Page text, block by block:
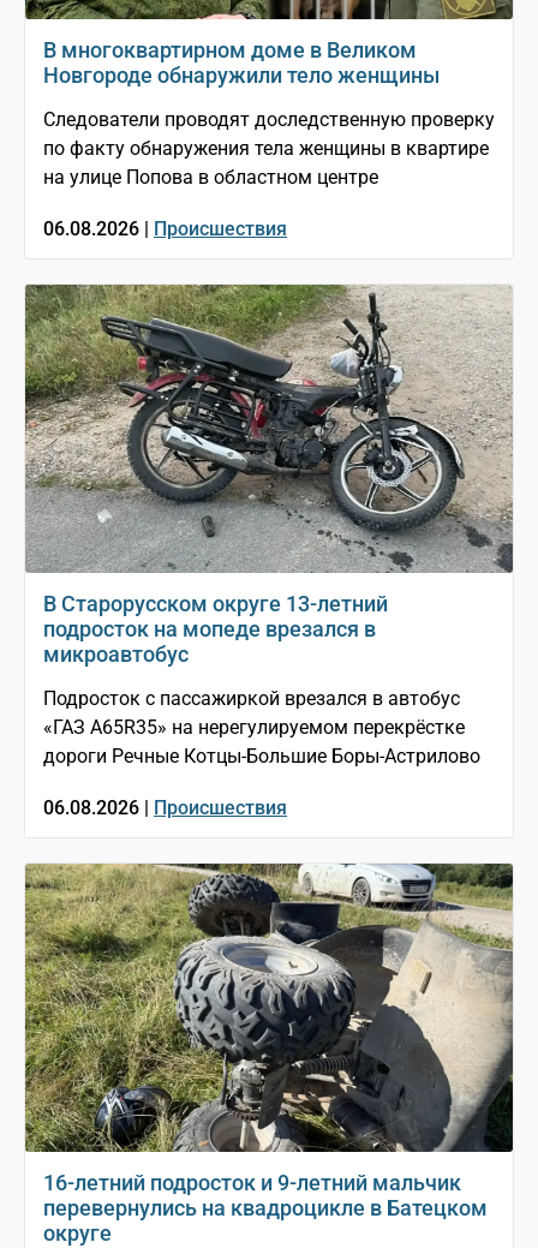
В многоквартирном доме в Великом
Новгороде обнаружили тело женщины
Следователи проводят доследственную проверку
по факту обнаружения тела женщины в квартире
на улице Попова в областном центре
06.08.2026 | Происшествия
В Старорусском округе 13-летний
подросток на мопеде врезался в
микроавтобус
Подросток с пассажиркой врезался в автобус
«ГАЗ A65R35» на нерегулируемом перекрёстке
дороги Речные Котцы-Большие Боры-Астрилово
06.08.2026 | Происшествия
16-летний подросток и 9-летний мальчик
перевернулись на квадроцикле в Батецком
округе